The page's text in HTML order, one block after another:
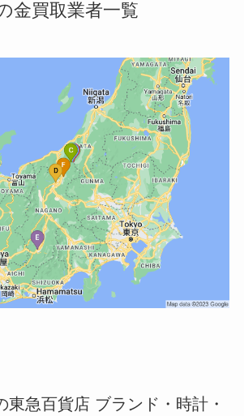
金買取業者一覧
東急百貨店 ブランド・時計・